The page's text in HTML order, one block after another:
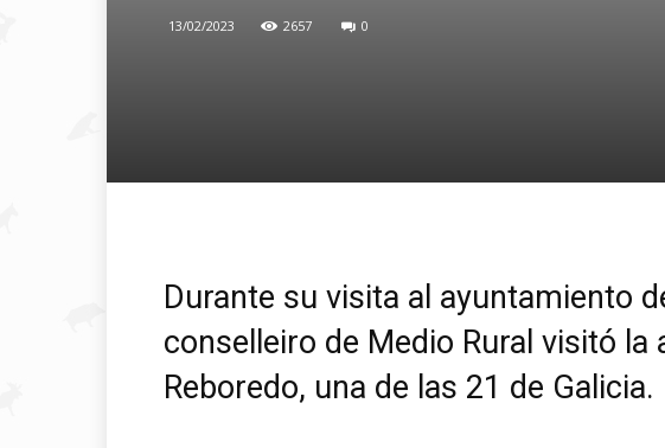
13/02/2023 2657 0
Durante su visita al ayuntamiento
conselleiro de Medio Rural visitó la
Reboredo, una de las 21 de Galicia.